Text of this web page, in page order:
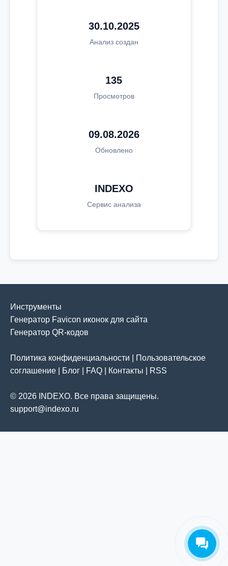
30.10.2025
Анализ создан
135
Просмотров
09.08.2026
Обновлено
INDEXO
Сервис анализа
Инструменты
Генератор Favicon иконок для сайта
Генератор QR-кодов
Политика конфиденциальности
Пользовательское
соглашение
Блог FAQ Контакты RSS
© 2026 INDEXO. Все права защищены.
support@indexo.ru